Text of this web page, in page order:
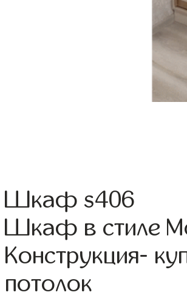
Шкаф s406
Шкаф в стиле
Конструкция-
потолок